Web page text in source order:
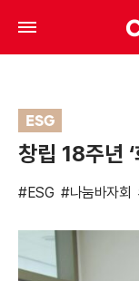
ESG
창립 18주년
#ESG #나눔바자회